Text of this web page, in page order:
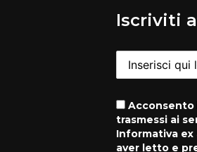
Iscriviti
Acconsento
trasmessi ai
Informativa ex
aver letto e